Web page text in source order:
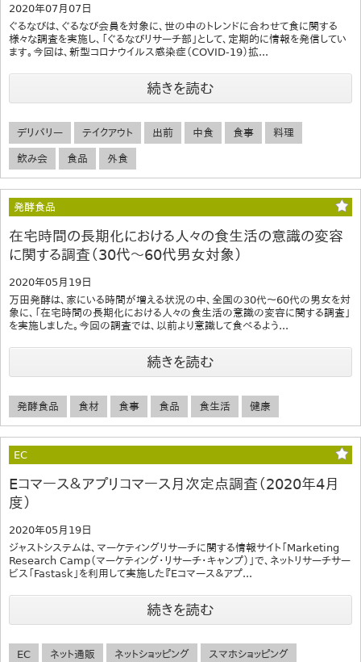
2020年07月07日
ぐるなびは、ぐるなび会員を対象に、世の中のトレンドに合わせて食に関する
様々な調査を実施し、「ぐるなびリサーチ部」として、定期的に情報を発信してい
ます。今回は、新型コロナウイルス感染症（COVID-19）拡...
続きを読む
デリバリー テイクアウト 出前 中食 食事 料理
飲み会 食品 外食
発酵食品
在宅時間の長期化における人々の食生活の意識の変容
に関する調査（30代～60代男女対象）
2020年05月19日
万田発酵は、家にいる時間が増える状況の中、全国の30代～60代の男女を対
象に、「在宅時間の長期化における人々の食生活の意識の変容に関する調査」
を実施しました。今回の調査では、以前より意識して食べるよう...
続きを読む
発酵食品 食材 食事 食品 食生活 健康
EC
Eコマース＆アプリコマース月次定点調査（2020年4月
度）
2020年05月19日
ジャストシステムは、マーケティングリサーチに関する情報サイト「Marketing
Research Camp（マーケティング・リサーチ・キャンプ）」で、ネットリサーチサー
ビス「Fastask」を利用して実施した『Eコマース＆アプ...
続きを読む
EC ネット通販 ネットショッピング スマホショッピング